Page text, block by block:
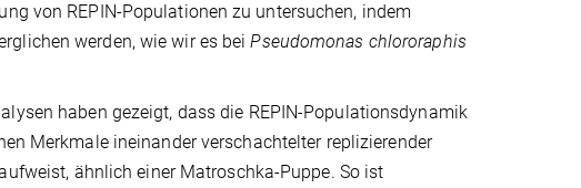
von REPIN-Populationen zu untersuchen, indem
werden, wie wir es beiPseudomonas chlororaphis
haben gezeigt, dass die REPIN-Populationsdynamik
Merkmale ineinander verschachtelter replizierender
ähnlich einer Matroschka-Puppe. So ist